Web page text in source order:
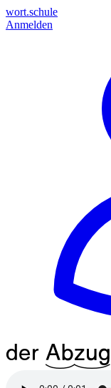
wort.schule
Anmelden
der ^16Ab^20zug